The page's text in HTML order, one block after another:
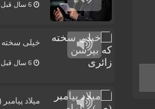
6 سال قبل
خیلی سخته
6 سال قبل
میلاد